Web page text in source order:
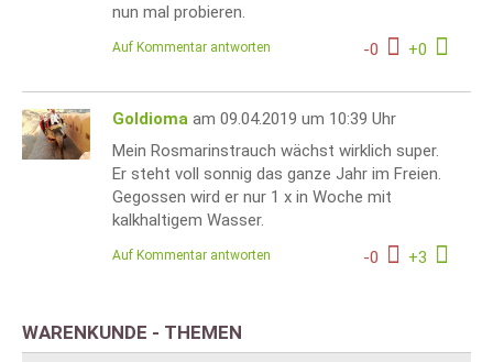
nun mal probieren.
-0 +0
Auf Kommentar antworten
Goldioma am 09.04.2019 um 10:39 Uhr
Mein Rosmarinstrauch wächst wirklich super.
Er steht voll sonnig das ganze Jahr im Freien.
Gegossen wird er nur 1 x in Woche mit
kalkhaltigem Wasser.
-0 +3
Auf Kommentar antworten
WARENKUNDE - THEMEN